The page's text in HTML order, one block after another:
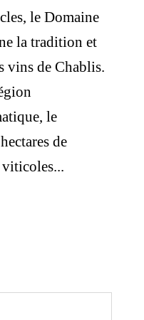
le Domaine
la tradition et
vins de Chablis.
le
de